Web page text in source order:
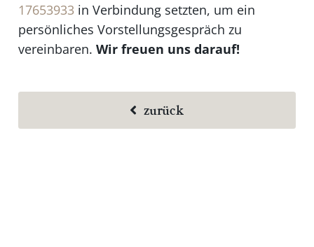
17653933 in Verbindung setzten, um ein
persönliches Vorstellungsgespräch zu
vereinbaren.Wir freuen uns darauf!
zurück